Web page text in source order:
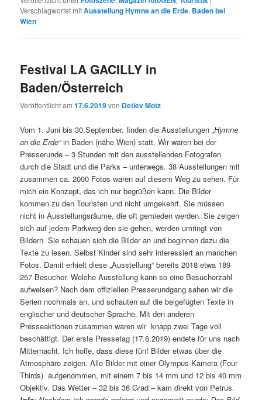
Verschlagwortet mitAusstellung Hymne an die Erde, Baden bei
Wien
Festival LA GACILLY in
Baden/Österreich
Veröffentlicht am17.6.2019von Detlev Motz
Vom 1. Juni bis 30.September. finden die Ausstellungen„Hymne
an die Erde“in Baden (nähe Wien) statt. Wir waren bei der
Presserunde – 3 Stunden mit den ausstellenden Fotografen
durch die Stadt und die Parks – unterwegs. 38 Ausstellungen mit
zusammen ca. 2000 Fotos waren auf diesem Weg zu sehen. Für
mich ein Konzept, das ich nur begrüßen kann. Die Bilder
kommen zu den Touristen und nicht umgekehrt. Sie müssen
nicht in Ausstellungsräume, die oft gemieden werden. Sie zeigen
sich auf jedem Parkweg den sie gehen, werden umringt von
Bildern. Sie schauen sich die Bilder an und beginnen dazu die
Texte zu lesen. Selbst Kinder sind sehr interessiert an manchen
Fotos. Damit erhielt diese „Ausstellung“ bereits 2018 etwa 189
257 Besucher. Welche Ausstellung kann so eine Besucherzahl
aufweisen? Nach dem offiziellen Presserundgang sahen wir die
Serien nochmals an, und schauten auf die beigefügten Texte in
englischer und deutscher Sprache. Mit den anderen
Presseaktionen zusammen waren wir knapp zwei Tage voll
beschäftigt. Der erste Pressetag (17.6.2019) endete für uns nach
Mitternacht. Ich hoffe, dass diese fünf Bilder etwas über die
Atmosphäre zeigen. Alle Bilder mit einer Olympus-Kamera (Four
Thirds) aufgenommen, mit einem 7 bis 14 mm und 12 bis 40 mm
Objektiv. Das Wetter – 32 bis 36 Grad – kam direkt von Petrus.